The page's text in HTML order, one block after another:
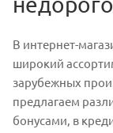
В интернет-
широкий
зарубежных
предлагаем
бонусами, в